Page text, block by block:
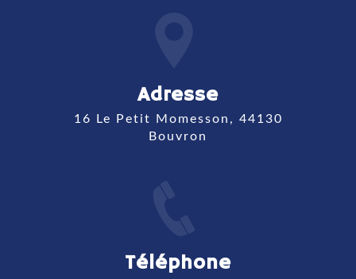
Adresse
16 Le Petit Momesson, 44130
Bouvron
Téléphone